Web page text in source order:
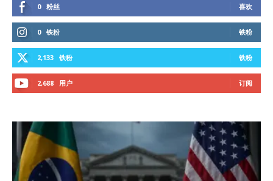
0 粉丝 喜欢
0 铁粉 铁粉
2,133 铁粉 铁粉
2,688 用户 订阅